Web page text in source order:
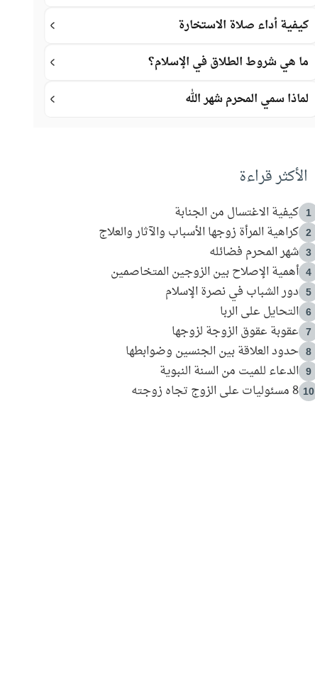
كيفية أداء صلاة الاستخارة
ما هي شروط الطلاق في الإسلام؟
لماذا سمي المحرم شهر الله
الأكثر قراءة
1 كيفية الاغتسال من الجنابة
2 كراهية المرأة زوجها الأسباب والآثار والعلاج
3 شهر المحرم فضائله
4 أهمية الإصلاح بين الزوجين المتخاصمين
5 دور الشباب في نصرة الإسلام
6 التحايل على الربا
7 عقوبة عقوق الزوجة لزوجها
8 حدود العلاقة بين الجنسين وضوابطها
9 الدعاء للميت من السنة النبوية
10 8 مسئوليات على الزوج تجاه زوجته